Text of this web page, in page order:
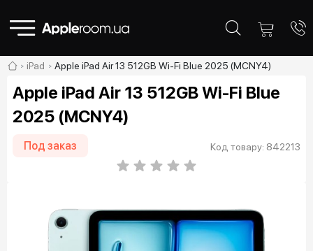
iPad Apple iPad Air 13 512GB Wi-Fi Blue 2025 (MCNY4)
Apple iPad Air 13 512GB Wi-Fi Blue
2025 (MCNY4)
Под заказ Код товару: 842213